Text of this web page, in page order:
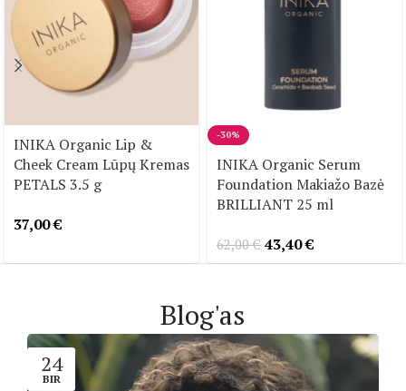
INIKA Organic Lip &
Cheek Cream Lūpų Kremas
PETALS 3.5 g
37,00€
-30%
INIKA Organic Serum
Foundation Makiažo Bazė
BRILLIANT 25 ml
62,00€ 43,40€
Blog'as
24
BIR